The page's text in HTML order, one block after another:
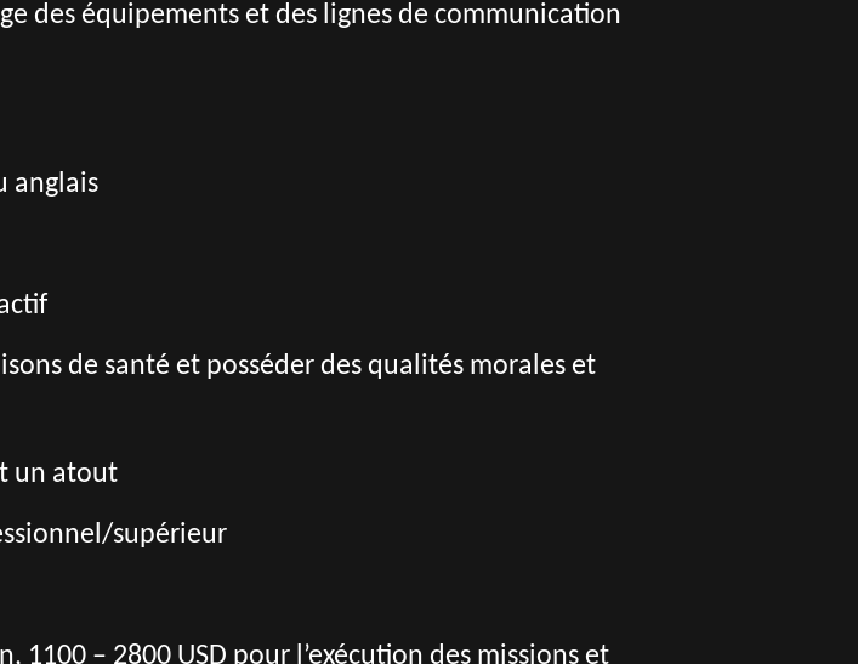
des équipements et des lignes de communication
anglais
de santé et posséder des qualités morales et
un atout
supérieur
– 2800 USD pour l’exécution des missions et